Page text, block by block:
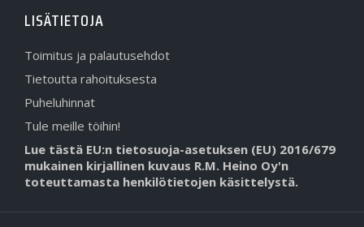
LISÄTIETOJA
Toimitus ja palautusehdot
Tietoutta rahoituksesta
Puheluhinnat
Tule meille töihin!
Lue tästä EU:n tietosuoja-asetuksen (EU) 2016/679
mukainen kirjallinen kuvaus R.M. Heino Oy'n
toteuttamasta henkilötietojen käsittelystä.